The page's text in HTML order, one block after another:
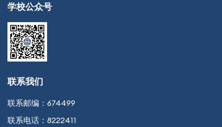
学校公众号
联系我们
联系邮编： 674499
联系电话： 8222411